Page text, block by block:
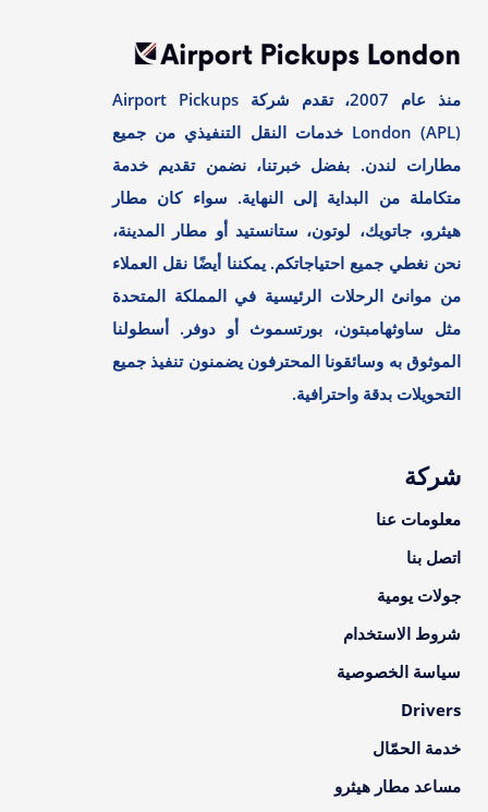
منذ عام 2007، تقدم شركة Airport Pickups
London (APL) خدمات النقل التنفيذي من جميع
مطارات لندن. بفضل خبرتنا، نضمن تقديم خدمة
متكاملة من البداية إلى النهاية. سواء كان مطار
هيثرو، جاتويك، لوتون، ستانستيد أو مطار المدينة،
نحن نغطي جميع احتياجاتكم. يمكننا أيضًا نقل العملاء
من موانئ الرحلات الرئيسية في المملكة المتحدة
مثل ساوثهامبتون، بورتسموث أو دوفر. أسطولنا
الموثوق به وسائقونا المحترفون يضمنون تنفيذ جميع
التحويلات بدقة واحترافية.
شركة
معلومات عنا
اتصل بنا
جولات يومية
شروط الاستخدام
سياسة الخصوصية
Drivers
خدمة الحمّال
مساعد مطار هيثرو